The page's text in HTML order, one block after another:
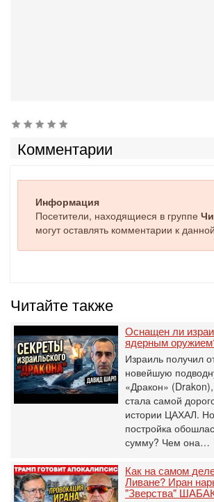
Комментарии
Информация
Посетители, находящиеся в группе
могут оставлять комментарии к
Читайте также
Оснащен ли
ядерным
Израиль получил
новейшую
«Дракон»
стала самой
истории ЦАХАЛ.
постройка
сумму? Чем она…
Как на самом
Ливане? Иран
"Зверства"